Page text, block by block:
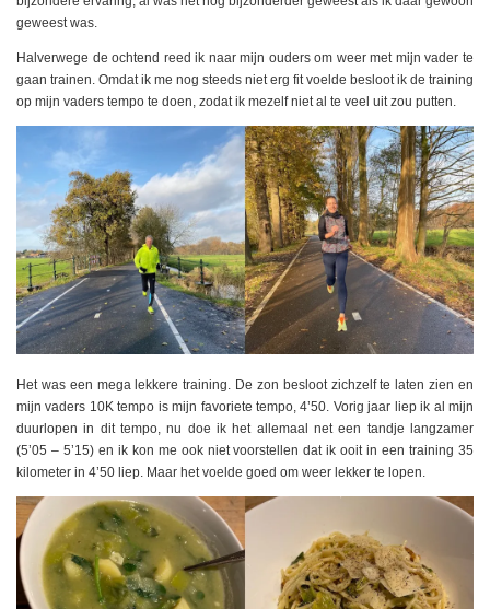
geweest was.
Halverwege de ochtend reed ik naar mijn ouders om weer met mijn vader te
gaan trainen. Omdat ik me nog steeds niet erg fit voelde besloot ik de training
op mijn vaders tempo te doen, zodat ik mezelf niet al te veel uit zou putten.
Het was een mega lekkere training. De zon besloot zichzelf te laten zien en
mijn vaders 10K tempo is mijn favoriete tempo, 4’50. Vorig jaar liep ik al mijn
duurlopen in dit tempo, nu doe ik het allemaal net een tandje langzamer
(5’05 – 5’15) en ik kon me ook niet voorstellen dat ik ooit in een training 35
kilometer in 4’50 liep. Maar het voelde goed om weer lekker te lopen.